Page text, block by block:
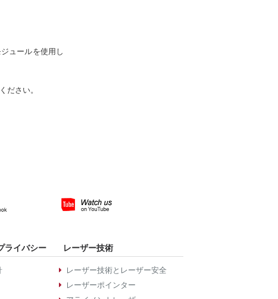
ュールを使用し
ださい。
ライバシー レーザー技術
レーザー技術とレーザー安全
レーザーポインター